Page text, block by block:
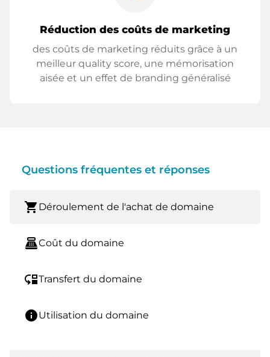
Réduction des coûts de marketing
des coûts de marketing réduits grâce à un
meilleur quality score, une mémorisation
aisée et un effet de branding généralisé
Questions fréquentes et réponses
shopping_cart Déroulement de l'achat de domaine
point_of_saleCoût du domaine
move_downTransfert du domaine
infoUtilisation du domaine